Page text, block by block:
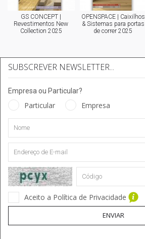
GS CONCEPT |
Revestimentos New
Collection 2025
OPENSPACE | Caixilhos
& Sistemas para portas
de correr 2025
SUBSCREVER NEWSLETTER...
Empresa ou Particular?
Particular Empresa
Aceito a Política de Privacidade
ENVIAR